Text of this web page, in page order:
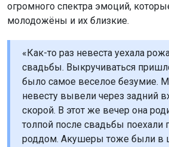
огромного спектра эмоций,
молодожёны и их близкие.
«Как-то раз невеста уехала
свадьбы. Выкручиваться
было самое веселое безумие.
невесту вывели через задний
скорой. В этот же вечер она
толпой после свадьбы поехали
роддом. Акушеры тоже были в